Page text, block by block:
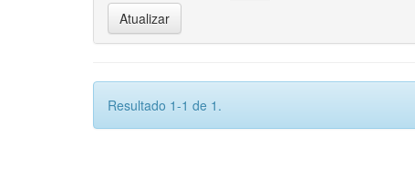
Resultado 1-1 de 1.